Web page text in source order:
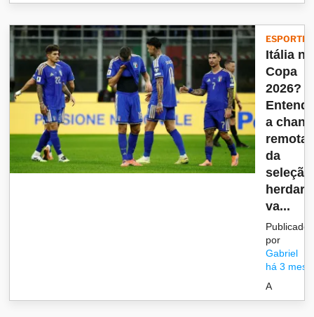
ESPORTES
Itália na
Copa
2026?
a
remota
da
seleção
herdar
va...
Publicado
por
Gabriel
há 3
A